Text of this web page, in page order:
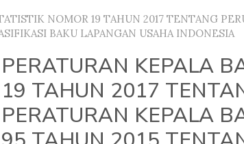
NOMOR 19 TAHUN 2017 TENTANG
BAKU LAPANGAN USAHA INDONESIA
PERATURAN KEPALA
19 TAHUN 2017
PERATURAN KEPALA